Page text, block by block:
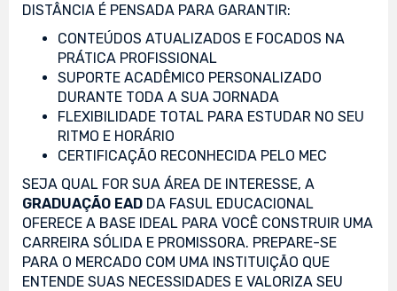
DISTÂNCIA É PENSADA PARA GARANTIR:
CONTEÚDOS ATUALIZADOS E FOCADOS NA
PRÁTICA PROFISSIONAL
SUPORTE ACADÊMICO PERSONALIZADO
DURANTE TODA A SUA JORNADA
FLEXIBILIDADE TOTAL PARA ESTUDAR NO SEU
RITMO E HORÁRIO
CERTIFICAÇÃO RECONHECIDA PELO MEC
SEJA QUAL FOR SUA ÁREA DE INTERESSE, A
GRADUAÇÃO EAD DA FASUL EDUCACIONAL
OFERECE A BASE IDEAL PARA VOCÊ CONSTRUIR UMA
CARREIRA SÓLIDA E PROMISSORA. PREPARE-SE
PARA O MERCADO COM UMA INSTITUIÇÃO QUE
ENTENDE SUAS NECESSIDADES E VALORIZA SEU